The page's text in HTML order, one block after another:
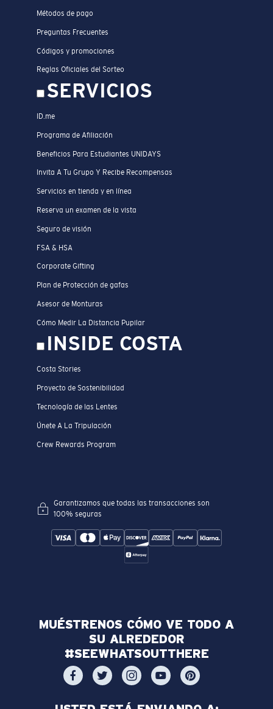
Métodos de pago
Preguntas Frecuentes
Códigos y promociones
Reglas Oficiales del Sorteo
SERVICIOS
ID.me
Programa de Afiliación
Beneficios Para Estudiantes UNIDAYS
Invita A Tu Grupo Y Recibe Recompensas
Servicios en tienda y en línea
Reserva un examen de la vista
Seguro de visión
FSA & HSA
Corporate Gifting
Plan de Protección de gafas
Asesor de Monturas
Cómo Medir La Distancia Pupilar
INSIDE COSTA
Costa Stories
Proyecto de Sostenibilidad
Tecnología de las Lentes
Únete A La Tripulación
Crew Rewards Program
Garantizamos que todas las transacciones son
100% seguras
MUÉSTRENOS CÓMO VE TODO A
SU ALREDEDOR
#SEEWHATSOUTTHERE